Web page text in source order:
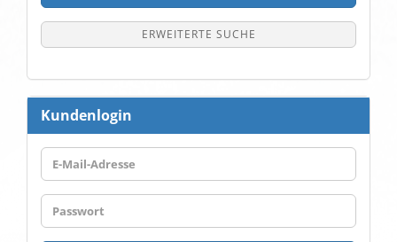
ERWEITERTE SUCHE
Kundenlogin
E-
Mail-
Adresse
Passwort